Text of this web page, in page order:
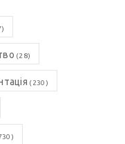
(28)
(230)